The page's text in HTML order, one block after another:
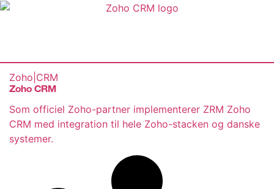
Zoho CRM
Zoho CRM
Som officiel Zoho-partner implementerer ZRM Zoho
CRM med integration til hele Zoho-stacken og danske
systemer.